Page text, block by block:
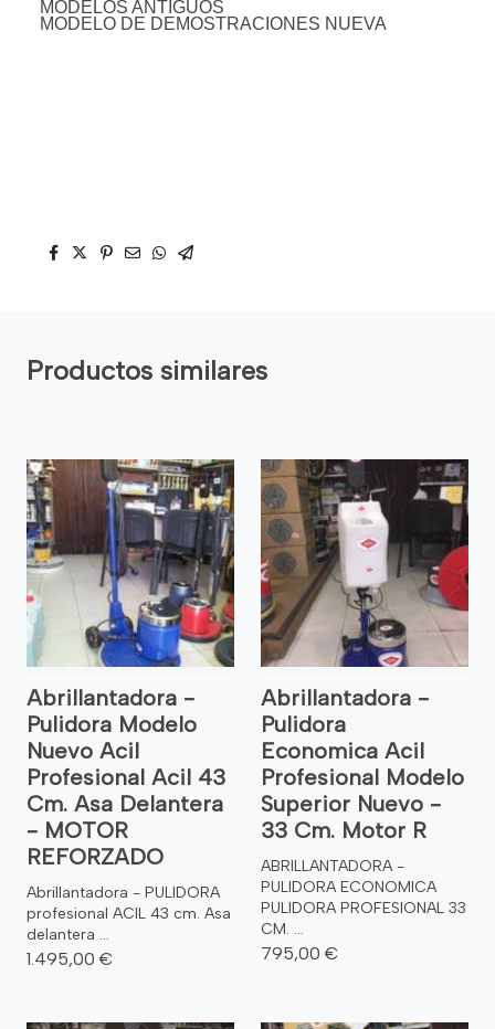
MODELOS ANTIGUOS
MODELO DE DEMOSTRACIONES NUEVA
Productos similares
Abrillantadora -
Pulidora Modelo
Nuevo Acil
Profesional Acil 43
Cm. Asa Delantera
- MOTOR
REFORZADO
Abrillantadora - PULIDORA
profesional ACIL 43 cm. Asa
delantera ...
1.495,00 €
Abrillantadora -
Pulidora
Economica Acil
Profesional Modelo
Superior Nuevo -
33 Cm. Motor R
ABRILLANTADORA -
PULIDORA ECONOMICA
PULIDORA PROFESIONAL 33
CM. ...
795,00 €